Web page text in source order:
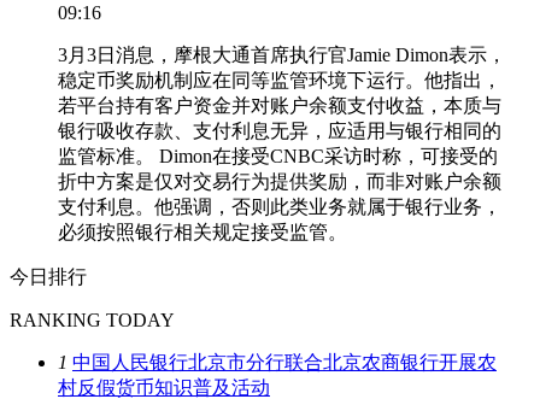
09:16
3月3日消息，摩根大通首席执行官Jamie Dimon表示，
稳定币奖励机制应在同等监管环境下运行。他指出，
若平台持有客户资金并对账户余额支付收益，本质与
银行吸收存款、支付利息无异，应适用与银行相同的
监管标准。 Dimon在接受CNBC采访时称，可接受的
折中方案是仅对交易行为提供奖励，而非对账户余额
支付利息。他强调，否则此类业务就属于银行业务，
必须按照银行相关规定接受监管。
今日排行
RANKING TODAY
1 中国人民银行北京市分行联合北京农商银行开展农
村反假货币知识普及活动